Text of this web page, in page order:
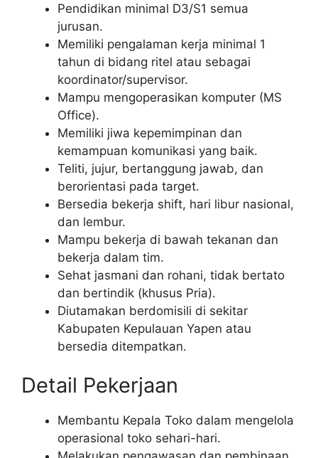
Pendidikan minimal D3/S1 semua
jurusan.
Memiliki pengalaman kerja minimal 1
tahun di bidang ritel atau sebagai
koordinator/supervisor.
Mampu mengoperasikan komputer (MS
Office).
Memiliki jiwa kepemimpinan dan
kemampuan komunikasi yang baik.
Teliti, jujur, bertanggung jawab, dan
berorientasi pada target.
Bersedia bekerja shift, hari libur nasional,
dan lembur.
Mampu bekerja di bawah tekanan dan
bekerja dalam tim.
Sehat jasmani dan rohani, tidak bertato
dan bertindik (khusus Pria).
Diutamakan berdomisili di sekitar
Kabupaten Kepulauan Yapen atau
bersedia ditempatkan.
Detail Pekerjaan
Membantu Kepala Toko dalam mengelola
operasional toko sehari-hari.